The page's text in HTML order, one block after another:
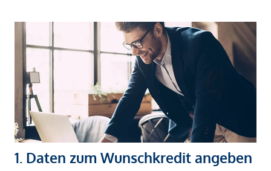
1. Daten zum Wunschkredit angeben